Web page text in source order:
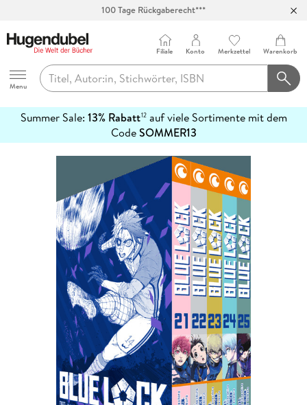
100 Tage Rückgaberecht***
Hugendubel
Menu
Filiale Konto Merkzettel Warenkorb
Summer Sale: 13% Rabatt12auf viele Sortimente mit dem
CodeSOMMER13
erfahren